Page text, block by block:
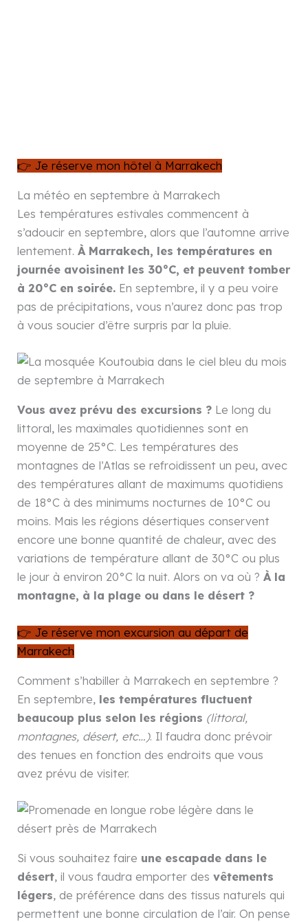
👉 Je réserve mon hôtel à Marrakech
La météo en septembre à Marrakech
Les températures estivales commencent à
s’adoucir en septembre, alors que l’automne arrive
lentement.À Marrakech, les températures en
journée avoisinent les 30°C, et peuvent tomber
à 20°C en soirée. En septembre, il y a peu voire
pas de précipitations, vous n’aurez donc pas trop
à vous soucier d’être surpris par la pluie.
Vous avez prévu des excursions ? Le long du
littoral, les maximales quotidiennes sont en
moyenne de 25°C. Les températures des
montagnes de l’Atlas se refroidissent un peu, avec
des températures allant de maximums quotidiens
de 18°C ​​à des minimums nocturnes de 10°C ou
moins. Mais les régions désertiques conservent
encore une bonne quantité de chaleur, avec des
variations de température allant de 30°C ou plus
le jour à environ 20°C la nuit. Alors on va où ?À la
montagne, à la plage ou dans le désert ?
👉 Je réserve mon excursion au départ de
Marrakech
Comment s’habiller à Marrakech en septembre ?
En septembre, les températures fluctuent
beaucoup plus selon les régions (littoral,
montagnes, désert, etc…). Il faudra donc prévoir
des tenues en fonction des endroits que vous
avez prévu de visiter.
Si vous souhaitez faire une escapade dans le
désert, il vous faudra emporter desvêtements
légers, de préférence dans des tissus naturels qui
permettent une bonne circulation de l’air. On pense